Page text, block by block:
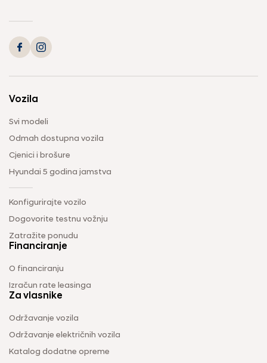
Vozila
Svi modeli
Odmah dostupna vozila
Cjenici i brošure
Hyundai 5 godina jamstva
Konfigurirajte vozilo
Dogovorite testnu vožnju
Zatražite ponudu
Financiranje
O financiranju
Izračun rate leasinga
Za vlasnike
Održavanje vozila
Održavanje električnih vozila
Katalog dodatne opreme